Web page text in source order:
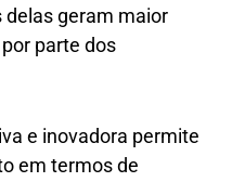
geram maior
parte dos
e inovadora permite
em termos de